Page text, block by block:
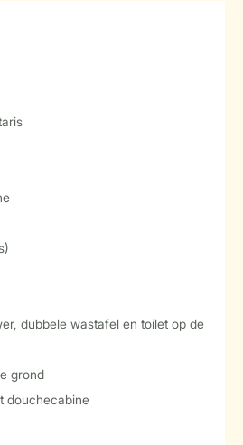
dubbele wastafel en toilet op de
grond
douchecabine